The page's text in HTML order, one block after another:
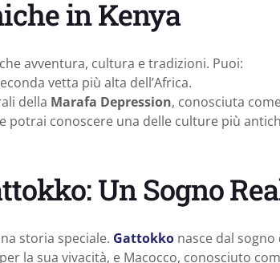
in Kenya
avventura, cultura e tradizioni. Puoi:
vetta più alta dell’Africa.
della Marafa Depression, conosciuta
potrai conoscere una delle culture più
Un Sogno
storia speciale. Gattokko nasce dal
la sua vivacità, e Macocco, conosciuto